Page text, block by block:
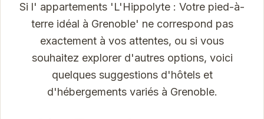
Si l' appartements 'L'Hippolyte : Votre pied-à-
terre idéal à Grenoble' ne correspond pas
exactement à vos attentes, ou si vous
souhaitez explorer d'autres options, voici
quelques suggestions d'hôtels et
d'hébergements variés à Grenoble.